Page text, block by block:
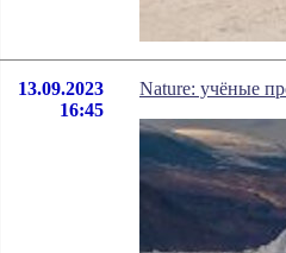
13.09.2023
16:45
Nature: учёные